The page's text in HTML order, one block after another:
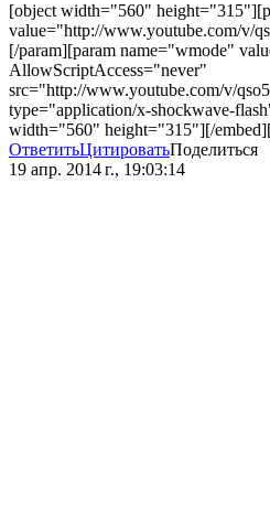
[object width="560"
value="http://www.youtube.com/v/
[/param][param name="wmode"
AllowScriptAccess="never"
src="http://www.youtube.com/v/
type="application/x-shockwave-
width="560" height="315"][/
ОтветитьЦитироватьПоделиться
19 апр. 2014 г., 19:03:14